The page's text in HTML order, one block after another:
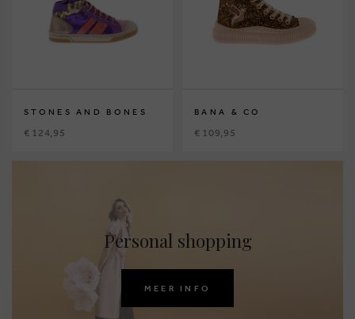
STONES AND BONES
€ 124,95
BANA & CO
€ 109,95
Personal shopping
MEER INFO